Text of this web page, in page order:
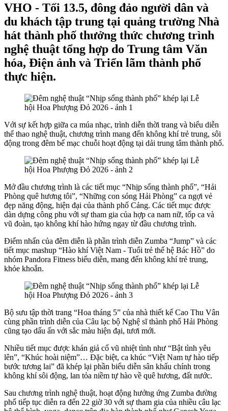
VHO - Tối 13.5, đông đảo người dân và
du khách tập trung tại quảng trường Nhà
hát thành phố thưởng thức chương trình
nghệ thuật tổng hợp do Trung tâm Văn
hóa, Điện ảnh và Triển lãm thành phố
thực hiện.
Với sự kết hợp giữa ca múa nhạc, trình diễn thời trang và biểu diễn
thể thao nghệ thuật, chương trình mang đến không khí trẻ trung, sôi
động trong đêm bế mạc chuỗi hoạt động tại dải trung tâm thành phố.
Mở đầu chương trình là các tiết mục “Nhịp sống thành phố”, “Hải
Phòng quê hương tôi”, “Những con sóng Hải Phòng” ca ngợi vẻ
đẹp năng động, hiện đại của thành phố Cảng. Các tiết mục được
dàn dựng công phu với sự tham gia của hợp ca nam nữ, tốp ca và
vũ đoàn, tạo không khí hào hứng ngay từ đầu chương trình.
Điểm nhấn của đêm diễn là phần trình diễn Zumba “Jump” và các
tiết mục mashup “Hào khí Việt Nam - Tuổi trẻ thế hệ Bác Hồ” do
nhóm Pandora Fitness biểu diễn, mang đến không khí trẻ trung,
khỏe khoắn.
Bộ sưu tập thời trang “Hoa tháng 5” của nhà thiết kế Cao Thu Vân
cùng phần trình diễn của Câu lạc bộ Nghệ sĩ thành phố Hải Phòng
cũng tạo dấu ấn với sắc màu hiện đại, tươi mới.
Nhiều tiết mục được khán giả cổ vũ nhiệt tình như “Bật tình yêu
lên”, “Khúc hoài niệm”… Đặc biệt, ca khúc “Việt Nam tự hào tiếp
bước tương lai” đã khép lại phần biểu diễn sân khấu chính trong
không khí sôi động, lan tỏa niềm tự hào về quê hương, đất nước.
Sau chương trình nghệ thuật, hoạt động hưởng ứng Zumba đường
phố tiếp tục diễn ra đến 22 giờ 30 với sự tham gia của nhiều câu lạc